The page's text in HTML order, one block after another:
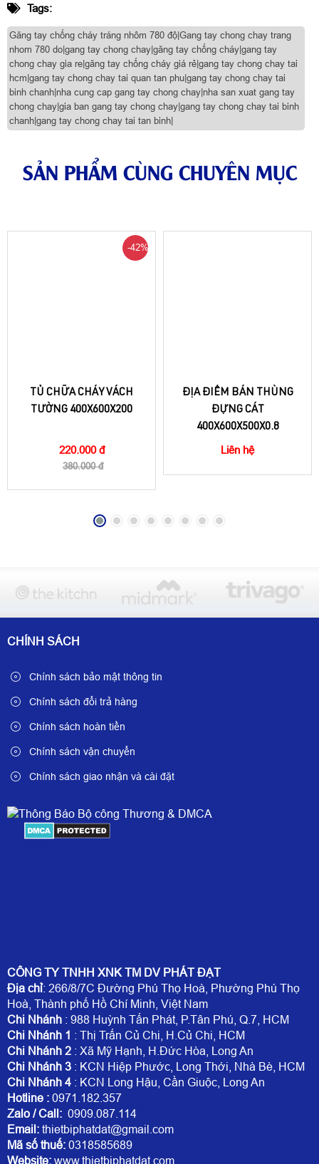
Tags:
Găng tay chống cháy tráng nhôm 780 độ|Gang tay chong chay trang
nhom 780 do|gang tay chong chay|găng tay chống cháy|gang tay
chong chay gia re|găng tay chống cháy giá rẻ|gang tay chong chay tai
hcm|gang tay chong chay tai quan tan phu|gang tay chong chay tai
binh chanh|nha cung cap gang tay chong chay|nha san xuat gang tay
chong chay|gia ban gang tay chong chay|gang tay chong chay tai binh
chanh|gang tay chong chay tai tan binh|
SẢN PHẨM CÙNG CHUYÊN MỤC
-42%
TỦ CHỮA CHÁY VÁCH
TƯỜNG 400X600X200
220.000 đ
380.000 đ
ĐỊA ĐIỂM BÁN THÙNG
ĐỰNG CÁT
400X600X500X0.8
Liên hệ
CÔNG TY TNHH XNK TM DV PHÁT ĐẠT
Địa chỉ: 266/8/7C Đường Phú Thọ Hoà, Phường Phú Thọ
Hoà, Thành phố Hồ Chí Minh, Việt Nam
Chi Nhánh : 988 Huỳnh Tấn Phát, P.Tân Phú, Q.7, HCM
Chi Nhánh 1 : Thị Trấn Củ Chi, H.Củ Chi, HCM
Chi Nhánh 2 : Xã Mỹ Hạnh, H.Đức Hòa, Long An
Chi Nhánh 3 : KCN Hiệp Phước, Long Thới, Nhà Bè, HCM
Chi Nhánh 4 : KCN Long Hậu, Cần Giuộc, Long An
Hotline : 0971.182.357
Zalo / Call: 0909.087.114
Email: thietbiphatdat@gmail.com
Mã số thuế: 0318585689
Website: www.thietbiphatdat.com
CHÍNH SÁCH
Chính sách bảo mật thông tin
Chính sách đổi trả hàng
Chính sách hoàn tiền
Chính sách vận chuyển
Chính sách giao nhận và cài đặt